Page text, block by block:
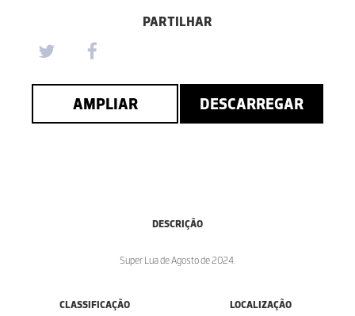
PARTILHAR
AMPLIAR DESCARREGAR
DESCRIÇÃO
Super Lua de Agosto de 2024.
CLASSIFICAÇÃO LOCALIZAÇÃO